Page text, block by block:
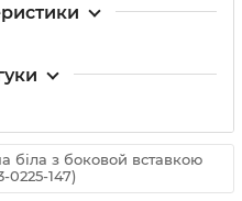
біла з боковой вставкою
0225-147)